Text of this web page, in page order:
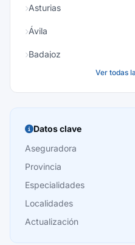
Asturias
Ávila
Badajoz
Burgos
Cáceres
Cádiz
Cantabria
Castellón
Ver todas
Datos clave
Aseguradora
Provincia
Especialidades
Localidades
Actualización